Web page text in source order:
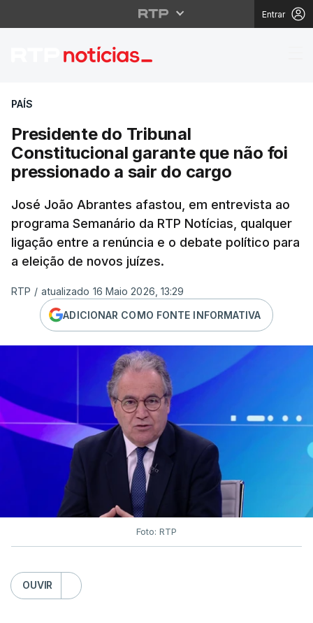
Entrar
Presidente do
PAÍS
Presidente do Tribunal
Constitucional garante que não foi
pressionado a sair do cargo
José João Abrantes afastou, em entrevista ao
programa Semanário da RTP Notícias, qualquer
ligação entre a renúncia e o debate político para
a eleição de novos juízes.
RTP / atualizado 16 Maio 2026, 13:29
ADICIONAR COMO FONTE INFORMATIVA
Foto: RTP
OUVIR